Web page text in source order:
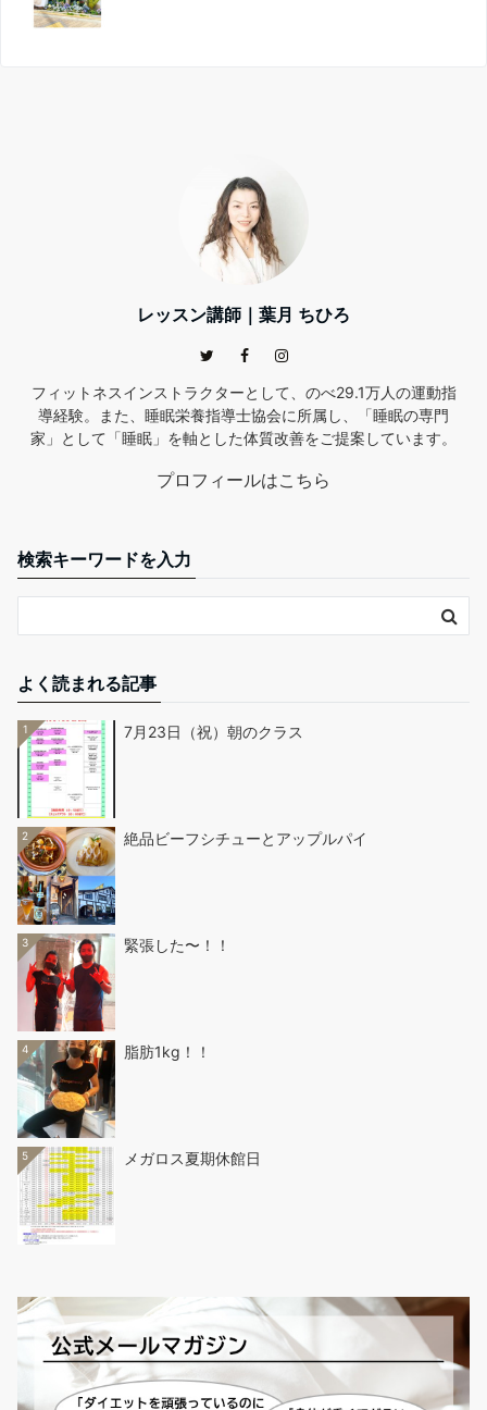
レッスン講師｜葉月 ちひろ
フィットネスインストラクターとして、のべ29.1万人の運動指
導経験。また、睡眠栄養指導士協会に所属し、「睡眠の専門
家」として「睡眠」を軸とした体質改善をご提案しています。
プロフィールはこちら
検索キーワードを入力
よく読まれる記事
1 7月23日（祝）朝のクラス
2 絶品ビーフシチューとアップルパイ
3 緊張した〜！！
4 脂肪1kg！！
5 メガロス夏期休館日